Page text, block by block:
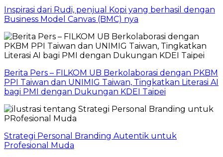
Inspirasi dari Rudi, penjual Kopi yang berhasil dengan
Business Model Canvas (BMC) nya
Berita Pers – FILKOM UB Berkolaborasi dengan PKBM
PPI Taiwan dan UNIMIG Taiwan, Tingkatkan Literasi AI
bagi PMI dengan Dukungan KDEI Taipei
Strategi Personal Branding Autentik untuk
Profesional Muda